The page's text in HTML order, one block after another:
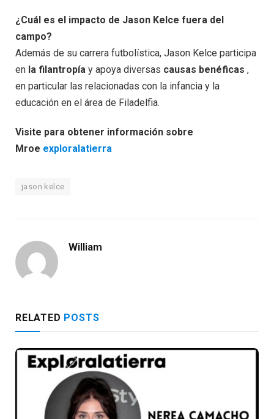
¿Cuál es el impacto de Jason Kelce fuera del
campo?
Además de su carrera futbolística, Jason Kelce participa
en la filantropía y apoya diversas causas benéficas ,
en particular las relacionadas con la infancia y la
educación en el área de Filadelfia.
Visite para obtener información sobre
Mroe exploralatierra
jason kelce
William
RELATED POSTS